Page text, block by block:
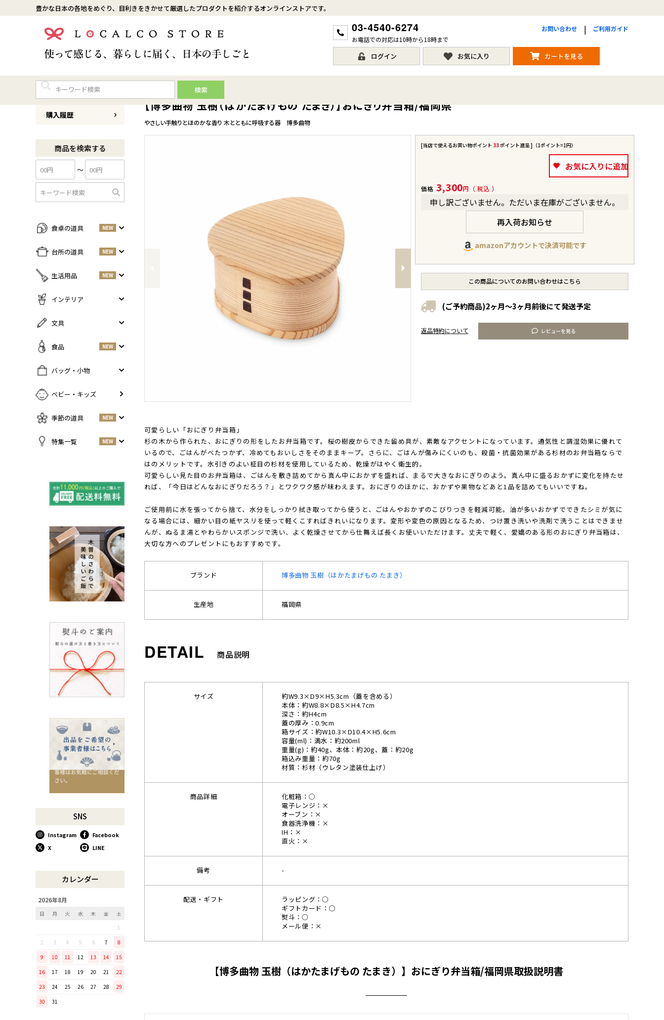
豊かな日本の各地をめぐり、目利きをきかせて厳選したプロダクトを紹介するオンラインストアです。
03-4540-6274
お電話での対応は10時から18時まで
お問い合わせ ご利用ガイド
ログイン お気に入り カートを見る
検索
購入履歴
商品を検索する
〜
検
食卓の道具 NEW
すべての商品をみる
丼・小鉢
グラス・タンブラー
NEW
トレイ・コースター・鍋しき
お弁当グッズ
ポット・鉄瓶
台所の道具 NEW
すべての商品をみる
鍋・フライパン
NEW
調理器具
保存容器
その他キッチンツール
生活用品 NEW
すべての商品をみる
美容ケア
NEW
インテリア
すべての商品をみる
香・ろうそく
文具
すべての商品をみる
PCアクセサリー
食品 NEW
すべての商品を見る
コーヒー NEW
NEW
バッグ・小物
すべての商品をみる
名刺入れ・カードケース
ベビー・キッズ
季節の道具 NEW
すべての商品をみる
秋
特集一覧 NEW
よくある質問〈ほうき
全般〉
NEW
方
棕櫚箒と江戸箒の違い NEW
江戸箒の特徴 NEW
棕櫚箒の特徴 NEW
箒で見直す暮らしの基
準
NEW
ノスタルジックな肥前びーど
SUSgalleryと過ごす至福の時
千切りピーラーで仕込んでみ
星座マグでくつろぎのひとと
コーヒーミルで格別な1杯を
味わう
行平鍋があればたいていのこ
とは大丈夫。
馬毛歯ブラシがオススメな理
お祝い事に欠かせない「ミニ
使い込んで育てる道具、卵焼
き鍋
リンゴのための魅せるナイフ
『pomme』
「毎日納豆を食べていま
てほしい山只華陶苑の納豆鉢
調理から盛り付けまでこなす
「寿 菜箸」は、とても優秀
作所のペティナイフ「ゆり
ミニパンのお手入れ方法
ミニパン（大）で料理を楽し
SNS
Instagram
Facebook
X
LINE
カレンダー
2026年8月
日 月 火 水 木 金
土
1
2
3 4 5 6 7
8
9
10 11 12 13 14
15
16
17 18 19 20 21
22
23
24 25 26 27 28
29
30
31
Previous
やさしい手触りとほのかな香り 木とともに呼吸する器 博多曲物
【博多曲物 玉樹（はかたまげもの たまき）】おにぎり弁当箱/福岡県
[当店で使えるお買い物ポイント 33ポイント進呈 ]（1ポイント=1円）
価格 3,300 税込
申し訳ございません。ただいま在庫がございません。
お気に入りに追加
再入荷お知らせ
amazonアカウントで決済可能です
(ご予約商品)2ヶ月～3ヶ月前後にて発送予定
この商品についてのお問い合わせはこちら
レビューを見る
返品特約について
可愛らしい「おにぎり弁当箱」
杉の木から作られた、おにぎりの形をしたお弁当箱です。桜の樹皮からできた留め具が、素敵なアクセントになっています。通気性と調湿効果に優れて
いるので、ごはんがべたつかず、冷めてもおいしさをそのままキープ。さらに、ごはんが傷みにくいのも、殺菌・抗菌効果がある杉材のお弁当箱ならで
はのメリットです。水引きのよい柾目の杉材を使用しているため、乾燥がはやく衛生的。
可愛らしい見た目のお弁当箱は、ごはんを敷き詰めてから真ん中におかずを盛れば、まるで大きなおにぎりのよう。真ん中に盛るおかずに変化を持たせ
れば、「今日はどんなおにぎりだろう？」とワクワク感が味わえます。おにぎりのほかに、おかずや果物などあと1品を詰めてもいいですね。
ご使用前に水を張ってから捨て、水分をしっかり拭き取ってから使うと、ごはんやおかずのこびりつきを軽減可能。油が多いおかずでできたシミが気に
なる場合には、細かい目の紙ヤスリを使って軽くこすればきれいになります。変形や変色の原因となるため、つけ置き洗いや洗剤で洗うことはできませ
んが、ぬるま湯とやわらかいスポンジで洗い、よく乾燥させてから仕舞えば長くお使いいただけます。丈夫で軽く、愛嬌のある形のおにぎり弁当箱は、
大切な方へのプレゼントにもおすすめです。
ブランド 博多曲物 玉樹（はかたまげもの たまき）
生産地 福岡県
商品説明
サイズ
約W9.3×D9×H5.3cm（蓋を含める）
本体：約W8.8×D8.5×H4.7cm
深さ：約H4cm
蓋の厚み：0.9cm
箱サイズ：約W10.3×D10.4×H5.6cm
容量(ml)：満水：約200ml
重量(g)：約40g、本体：約20g、蓋：約20g
箱込み重量：約70g
材質：杉材（ウレタン塗装仕上げ）
商品詳細
化粧箱：○
電子レンジ：×
オーブン：×
食器洗浄機：×
IH：×
直火：×
備考 -
配送・ギフト
ラッピング：○
ギフトカード：○
熨斗：○
メール便：×
【博多曲物 玉樹（はかたまげもの たまき）】おにぎり弁当箱/福岡県取扱説明書